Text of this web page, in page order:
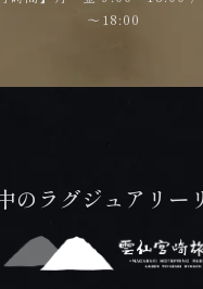
～18:00
のラグジュアリー